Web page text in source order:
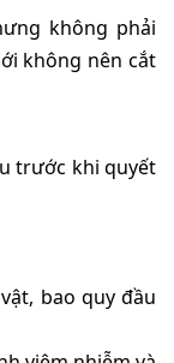
không phải
không nên cắt
trước khi quyết
bao quy đầu